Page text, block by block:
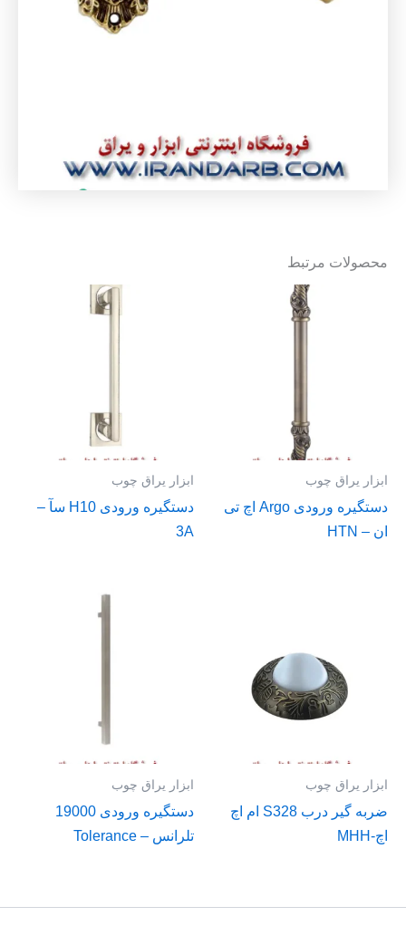
محصولات مرتبط
ابزار یراق چوب
دستگیره ورودی Argo اچ تی
ان – HTN
ابزار یراق چوب
دستگیره ورودی H10 سآ –
3A
ابزار یراق چوب
ضربه گیر درب S328 ام اچ
اچ-MHH
ابزار یراق چوب
دستگیره ورودی 19000
تلرانس – Tolerance